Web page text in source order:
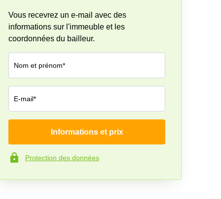
Vous recevrez un e-mail avec des
informations sur l'immeuble et les
coordonnées du bailleur.
Nom et prénom*
E-mail*
Numéro de téléphone*
Informations et prix
Protection des données